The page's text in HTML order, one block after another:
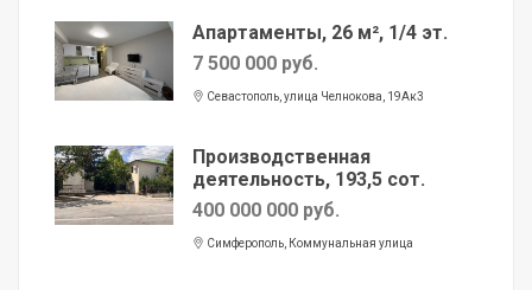
Апартаменты, 26 м², 1/4 эт.
7 500 000 руб.
Севастополь, улица Челнокова, 19Ак3
Производственная
деятельность, 193,5 сот.
400 000 000 руб.
Симферополь, Коммунальная улица